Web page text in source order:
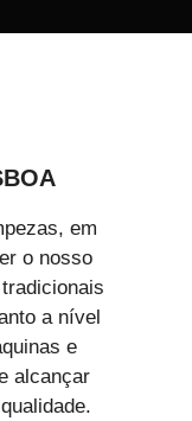
em
o nosso
a nível
e
alcançar